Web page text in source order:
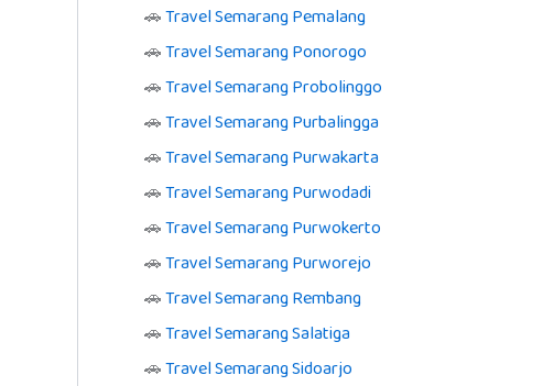
🚗Travel Semarang Pemalang
🚗Travel Semarang Ponorogo
🚗Travel Semarang Probolinggo
🚗Travel Semarang Purbalingga
🚗Travel Semarang Purwakarta
🚗Travel Semarang Purwodadi
🚗Travel Semarang Purwokerto
🚗Travel Semarang Purworejo
🚗Travel Semarang Rembang
🚗Travel Semarang Salatiga
🚗Travel Semarang Sidoarjo